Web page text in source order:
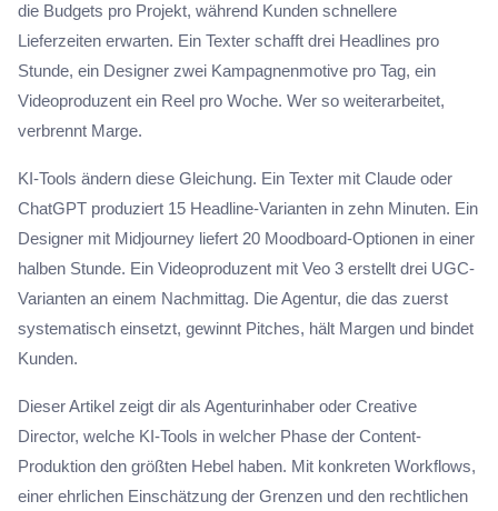
die Budgets pro Projekt, während Kunden schnellere
Lieferzeiten erwarten. Ein Texter schafft drei Headlines pro
Stunde, ein Designer zwei Kampagnenmotive pro Tag, ein
Videoproduzent ein Reel pro Woche. Wer so weiterarbeitet,
verbrennt Marge.
KI-Tools ändern diese Gleichung. Ein Texter mit Claude oder
ChatGPT produziert 15 Headline-Varianten in zehn Minuten. Ein
Designer mit Midjourney liefert 20 Moodboard-Optionen in einer
halben Stunde. Ein Videoproduzent mit Veo 3 erstellt drei UGC-
Varianten an einem Nachmittag. Die Agentur, die das zuerst
systematisch einsetzt, gewinnt Pitches, hält Margen und bindet
Kunden.
Dieser Artikel zeigt dir als Agenturinhaber oder Creative
Director, welche KI-Tools in welcher Phase der Content-
Produktion den größten Hebel haben. Mit konkreten Workflows,
einer ehrlichen Einschätzung der Grenzen und den rechtlichen